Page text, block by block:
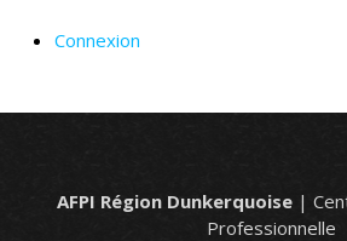
Connexion
AFPI Région Dunkerquoise|
Professionnelle